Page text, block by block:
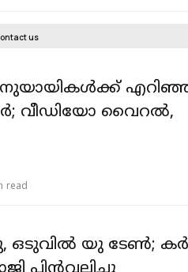
us
അനുയായികള്‍ക്ക്
വീഡിയോ വൈറല്‍,
read
ഒടുവില്‍ യു ടേണ്‍;